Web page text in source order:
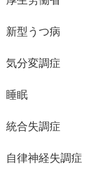
新型うつ病
気分変調症
睡眠
統合失調症
自律神経失調症